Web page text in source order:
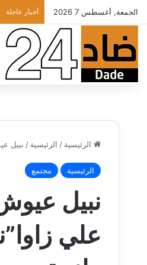
الجمعة, أغسطس 7 2026 أخبار عاجلة
الرئيسية / الرئيسية / نبيل
الرئيسية مجتمع
نبيل
علي